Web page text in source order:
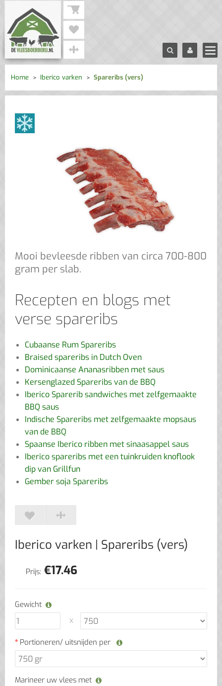
Home Iberico varken Spareribs (vers)
Mooi bevleesde ribben van circa 700-800
gram per slab.
Recepten en blogs met
verse spareribs
Cubaanse Rum Spareribs
Braised spareribs in Dutch Oven
Dominicaanse Ananasribben met saus
Kersenglazed Spareribs van de BBQ
Iberico Sparerib sandwiches met zelfgemaakte
BBQ saus
Indische Spareribs met zelfgemaakte mopsaus
van de BBQ
Spaanse Iberico ribben met sinaasappel saus
Iberico spareribs met een tuinkruiden knoflook
dip van Grillfun
Gember soja Spareribs
Iberico varken | Spareribs (vers)
Prijs: €17.46
Gewicht
Portioneren/ uitsnijden per
Marineer uw vlees met